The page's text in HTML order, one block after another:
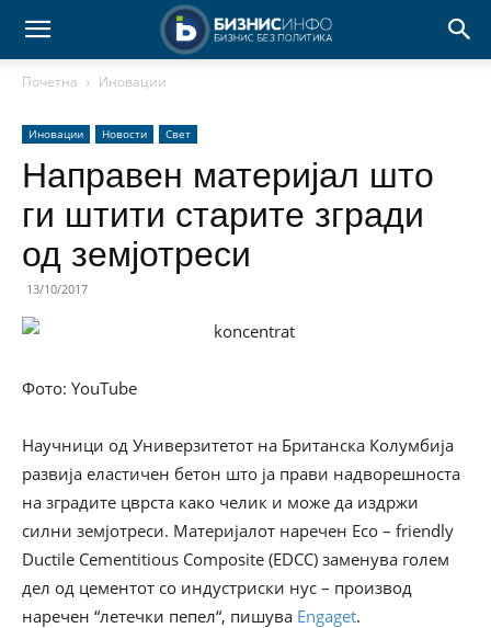
Почетна Иновации
Иновации Новости Свет
Направен материјал што
ги штити старите згради
од земјотреси
13/10/2017
Фото: YouTube
Научници од Универзитетот на Британска Колумбија
развија еластичен бетон што ја прави надворешноста
на зградите цврста како челик и може да издржи
силни земјотреси. Материјалот наречен Eco – friendly
Ductile Cementitious Composite (EDCC) заменува голем
дел од цементот со индустриски нус – производ
наречен “летечки пепел“, пишува Engaget.